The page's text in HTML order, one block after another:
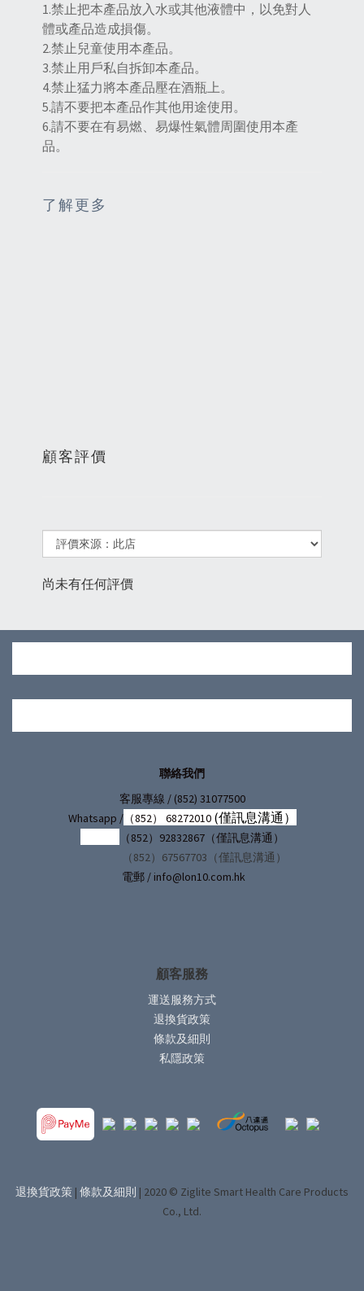
1.禁止把本產品放入水或其他液體中，以免對人
體或產品造成損傷。
2.禁止兒童使用本產品。
3.禁止用戶私自拆卸本產品。
4.禁止猛力將本產品壓在酒瓶上。
5.請不要把本產品作其他用途使用。
6.請不要在有易燃、易爆性氣體周圍使用本產
品。
了解更多
顧客評價
尚未有任何評價
聯絡我們
客服專線 / (852) 31077500
Whatsapp /（852） 68272010 (僅訊息溝通）
（852）92832867（僅訊息溝通）
（852）67567703（僅訊息溝通）
電郵 / info@lon10.com.hk
顧客服務
運送服務方式
退換貨政策
條款及細則
私隱政策
退換貨政策 | 條款及細則 | 2020 © Ziglite Smart Health Care Products
Co., Ltd.